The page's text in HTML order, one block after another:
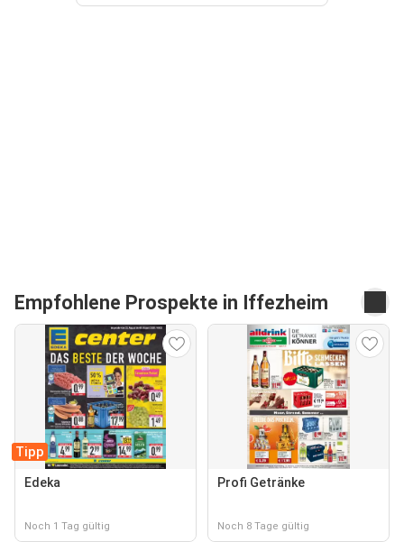
Empfohlene Prospekte in Iffezheim
Tipp
Edeka
Noch 1 Tag gültig
Profi Getränke
Noch 8 Tage gültig